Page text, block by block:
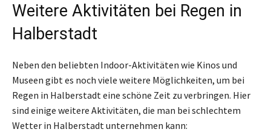
Weitere Aktivitäten bei Regen in
Halberstadt
Neben den beliebten Indoor-Aktivitäten wie Kinos und
Museen gibt es noch viele weitere Möglichkeiten, um bei
Regen in Halberstadt eine schöne Zeit zu verbringen. Hier
sind einige weitere Aktivitäten, die man bei schlechtem
Wetter in Halberstadt unternehmen kann: